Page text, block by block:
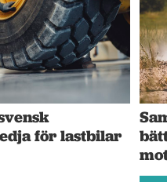
för lastbilar